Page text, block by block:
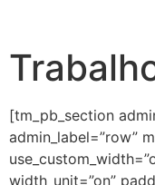
[tm_pb_section
admin_label=”row”
width_unit=”on”